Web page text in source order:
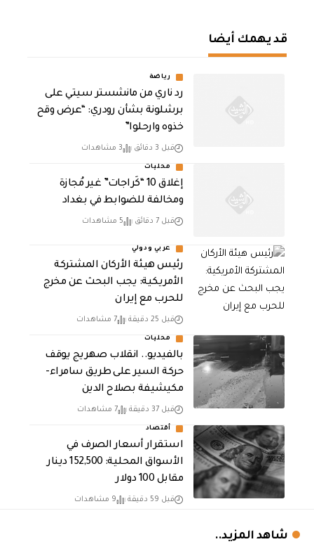
قد يهمك أيضا
رياضة
رد ناري من مانشستر سيتي على
برشلونة بشأن رودري: “عرض وقح
خذوه وارحلوا”
قبل 3 دقائق 3 مشاهدات
محليات
إغلاق 10 “كَراجات” غير مُجازة
ومخالفة للضوابط في بغداد
قبل 7 دقائق 5 مشاهدات
عربي ودولي
رئيس هيئة الأركان المشتركة
الأمريكية: يجب البحث عن مخرج
للحرب مع إيران
قبل 25 دقيقة 7 مشاهدات
محليات
بالفيديو.. انقلاب صهريج يوقف
حركة السير على طريق سامراء-
مكيشيفة بصلاح الدين
قبل 37 دقيقة 7 مشاهدات
أقتصاد
استقرار أسعار الصرف في
الأسواق المحلية: 152,500 دينار
مقابل 100 دولار
قبل 59 دقيقة 9 مشاهدات
شاهد المزيد..